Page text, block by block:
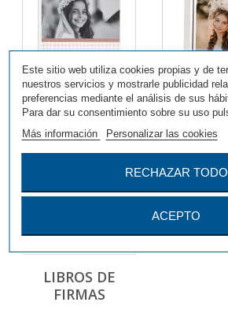
Este sitio web utiliza cookies propias y de
nuestros servicios y mostrarle publicidad
preferencias mediante el análisis de sus
Para dar su consentimiento sobre su uso
Más información
Personalizar las cookies
RECHAZAR TODO
ACEPTO
ÁLBUMES
FOTOPORTADA
CAJAS
ÁLBUM Y
LIBROS DE
FIRMAS